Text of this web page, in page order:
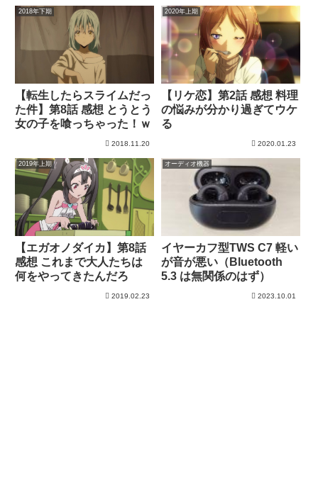
2018年下期
【転生したらスライムだっ
た件】第8話 感想 とうとう
女の子を喰っちゃった！ｗ
2018.11.20
2020年上期
【リケ恋】第2話 感想 料理
の悩みが分かり過ぎてウケ
る
2020.01.23
2019年上期
【エガオノダイカ】第8話
感想 これまで大人たちは
何をやってきたんだろ
2019.02.23
オーディオ機器
イヤーカフ型TWS C7 軽い
が音が悪い（Bluetooth
5.3 は無関係のはず）
2023.10.01